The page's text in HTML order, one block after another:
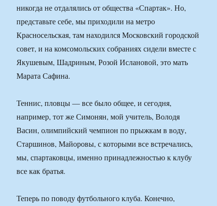
никогда не отдалялись от общества «Спартак». Но,
представьте себе, мы приходили на метро
Красносельская, там находился Московский городской
совет, и на комсомольских собраниях сидели вместе с
Якушевым, Шадриным, Розой Ислановой, это мать
Марата Сафина.
Теннис, пловцы — все было общее, и сегодня,
например, тот же Симонян, мой учитель, Володя
Васин, олимпийский чемпион по прыжкам в воду,
Старшинов, Майоровы, с которыми все встречались,
мы, спартаковцы, именно принадлежностью к клубу
все как братья.
Теперь по поводу футбольного клуба. Конечно,